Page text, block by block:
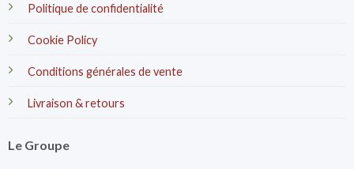
Politique de confidentialité
Cookie Policy
Conditions générales de vente
Livraison & retours
Le Groupe